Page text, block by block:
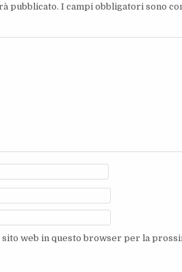
pubblicato. I campi obbligatori sono
sito web in questo browser per la